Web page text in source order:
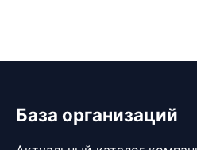
База организаций